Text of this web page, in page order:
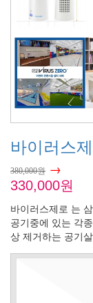
바이러스
380,000원 →
330,000원
바이러스제로 는
공기중에 있는 각
상 제거하는 공기